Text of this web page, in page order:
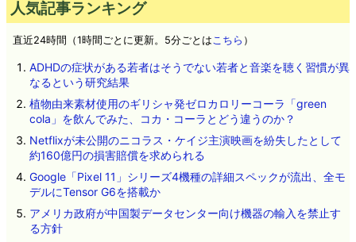
人気記事ランキング
直近24時間（1時間ごとに更新。5分ごとはこちら ）
ADHDの症状がある若者はそうでない若者と音楽を聴く習慣が異
なるという研究結果
植物由来素材使用のギリシャ発ゼロカロリーコーラ「green
cola」を飲んでみた、コカ・コーラとどう違うのか？
Netflixが未公開のニコラス・ケイジ主演映画を紛失したとして
約160億円の損害賠償を求められる
Google「Pixel 11」シリーズ4機種の詳細スペックが流出、全モ
デルにTensor G6を搭載か
アメリカ政府が中国製データセンター向け機器の輸入を禁止す
る方針